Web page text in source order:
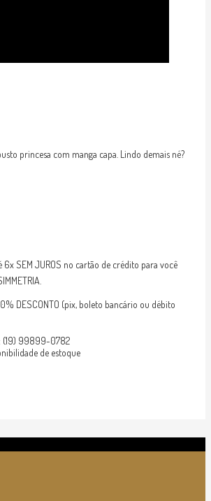
princesa com manga capa. Lindo demais né?
6x SEM JUROS no cartão de crédito para você
DESCONTO (pix, boleto bancário ou débito
(19) 99899-0782
de estoque